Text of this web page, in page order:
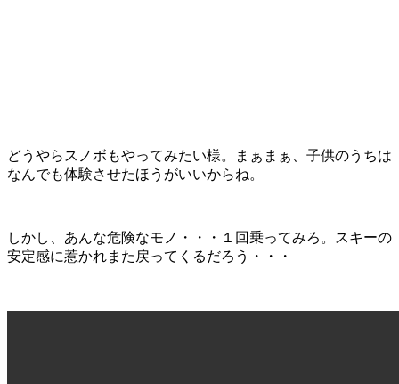
どうやらスノボもやってみたい様。まぁまぁ、子供のうちは
なんでも体験させたほうがいいからね。
しかし、あんな危険なモノ・・・１回乗ってみろ。スキーの
安定感に惹かれまた戻ってくるだろう・・・